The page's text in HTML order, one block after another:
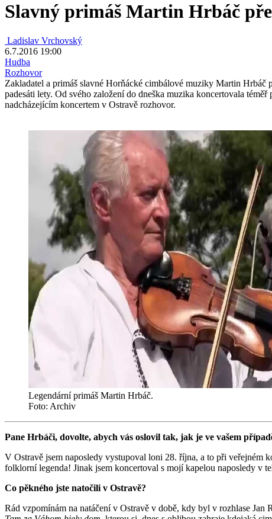
Slavný primáš Martin Hrbáč
Ladislav Vrchovský
6.7.2016 19:00
Hudba
Rozhovor
Zakladatel a primáš slavné Horňácké cimbálové muziky Martin
padesáti lety. Od svého založení do dneška muzika koncertovala
nadcházejícím koncertem v Ostravě rozhovor.
Legendární primáš Martin Hrbáč.
Foto: Archiv
Pane Hrbáči, dovolte, abych vás oslovil tak, jak je ve vašem
V Ostravě jsem naposledy vystupoval loni 28. října, a to při veřejném
folklorní legenda! Jinak jsem koncertoval s mojí kapelou naposledy v
Co pěkného jste natočili v Ostravě?
Rád vzpomínám na natáčení v Ostravě v době, kdy byl v rozhlase